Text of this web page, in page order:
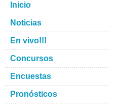
Inicio
Noticias
En vivo!!!
Concursos
Encuestas
Pronósticos